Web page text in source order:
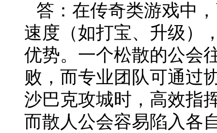
答：在传奇类游戏中
速度（如打宝、升级）
优势。一个松散的公会
败，而专业团队可通过
沙巴克攻城时，高效指
而散人公会容易陷入各